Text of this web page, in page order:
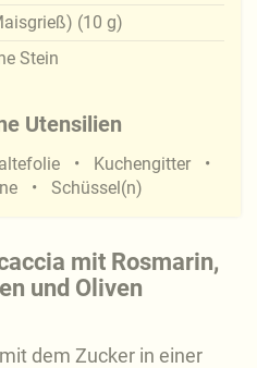
mit Rosmarin,
und Oliven
dem Zucker in einer
(10 g)
Stein
Utensilien
Kuchengitter
Schüssel(n)